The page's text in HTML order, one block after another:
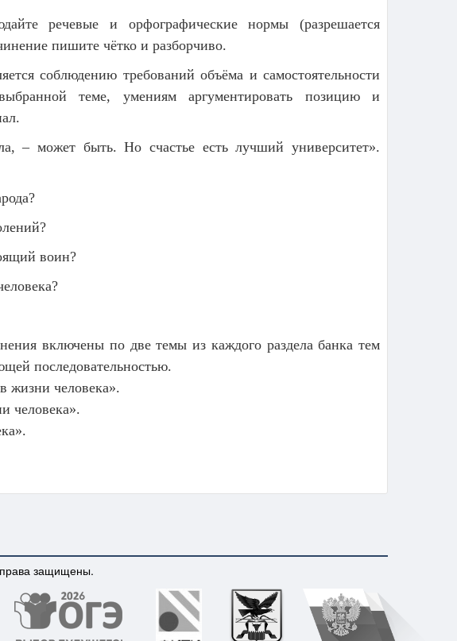
речевые и орфографические нормы (разрешается
пишите чётко и разборчиво.
соблюдению требований объёма и самостоятельности
теме, умениям аргументировать позицию и
– может быть. Но счастье есть лучший университет».
воин?
включены по две темы из каждого раздела банка тем
последовательностью.
жизни человека».
человека».
защищены.